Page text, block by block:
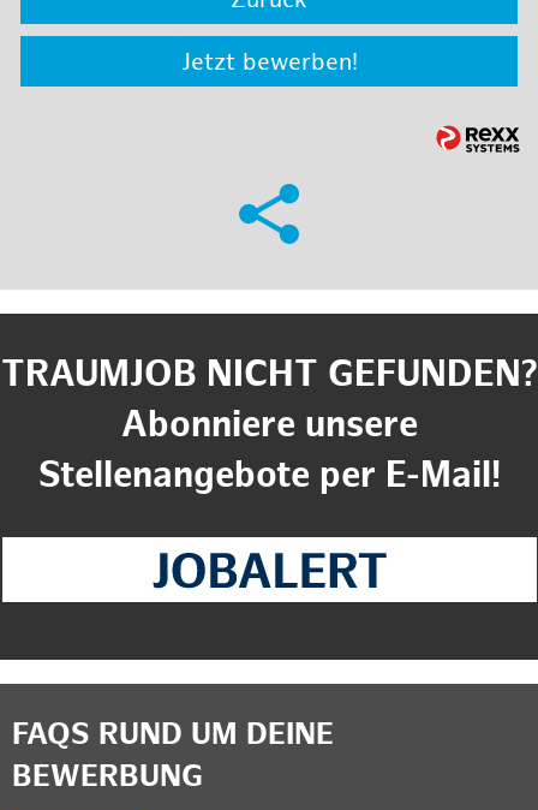
Jetzt bewerben!
TRAUMJOB NICHT GEFUNDEN?
Abonniere unsere
Stellenangebote per E-Mail!
FAQS RUND UM DEINE
BEWERBUNG